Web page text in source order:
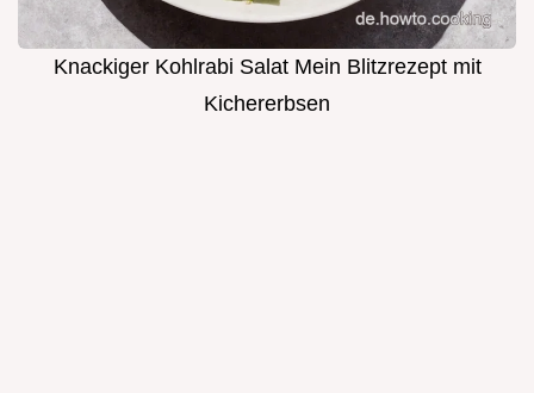
Knackiger Kohlrabi Salat Mein Blitzrezept mit
Kichererbsen